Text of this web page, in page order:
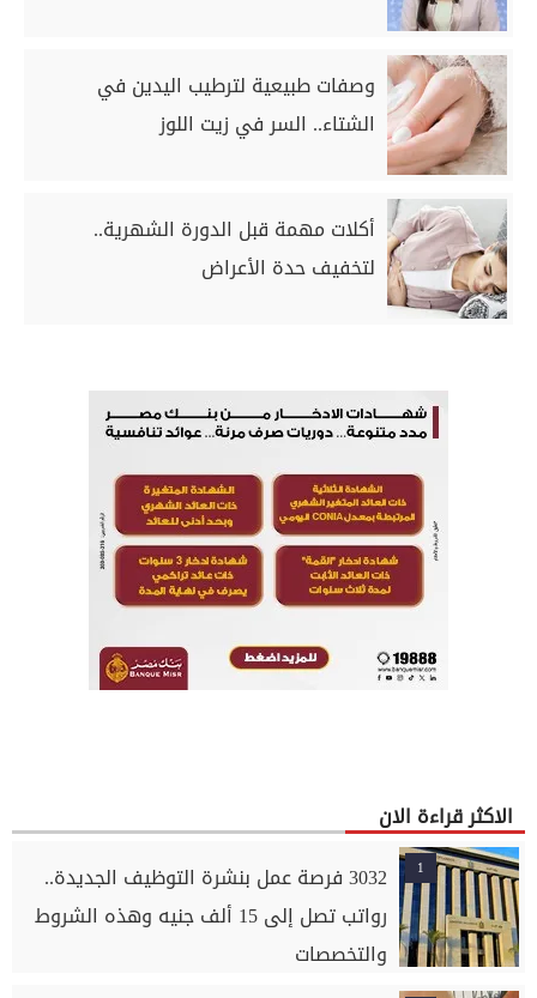
وصفات طبيعية لترطيب اليدين في
الشتاء.. السر في زيت اللوز
أكلات مهمة قبل الدورة الشهرية..
لتخفيف حدة الأعراض
الاكثر قراءة الان
1
3032 فرصة عمل بنشرة التوظيف الجديدة..
رواتب تصل إلى 15 ألف جنيه وهذه الشروط
والتخصصات